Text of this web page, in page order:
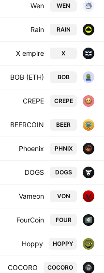
WEN
Wen
RAIN
Rain
X
X empire
BOB
BOB (ETH)
CREPE
CREPE
BEER
BEERCOIN
PHNIX
Phoenix
DOGS
DOGS
VON
Vameon
FOUR
FourCoin
HOPPY
Hoppy
COCORO
COCORO